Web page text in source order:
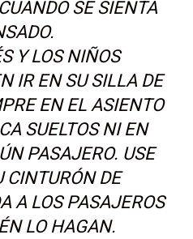
SE SIENTA
Y LOS NIÑOS
IR EN SU SILLA DE
EN EL ASIENTO
SUELTOS NI EN
PASAJERO. USE
CINTURÓN DE
A LOS PASAJEROS
LO HAGAN.